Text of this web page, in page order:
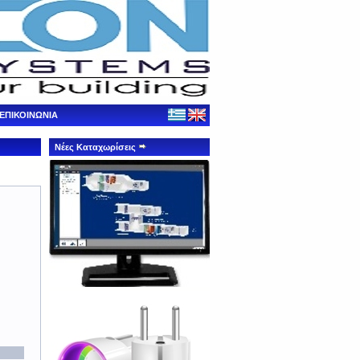
Νέες Καταχωρίσεις